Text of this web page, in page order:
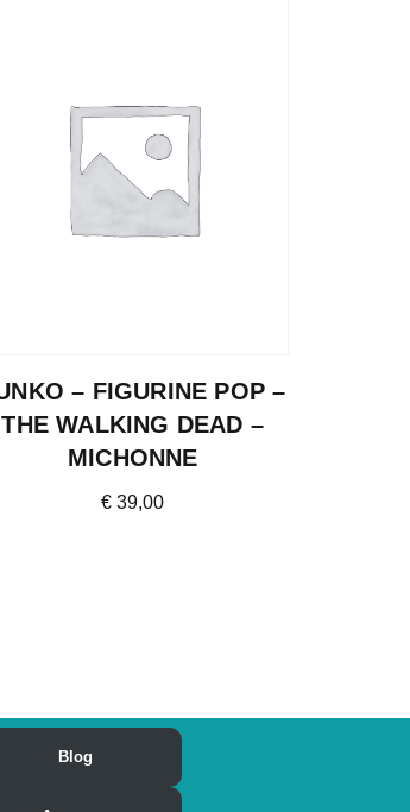
– FIGURINE POP –
THE WALKING DEAD –
MICHONNE
€ 39,00
Blog